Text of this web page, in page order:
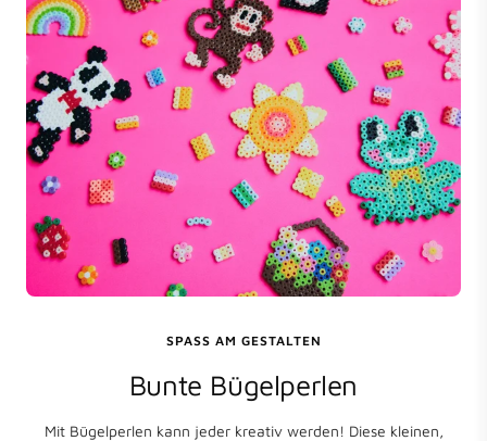
SPASS AM GESTALTEN
Bunte Bügelperlen
Mit Bügelperlen kann jeder kreativ werden! Diese kleinen,